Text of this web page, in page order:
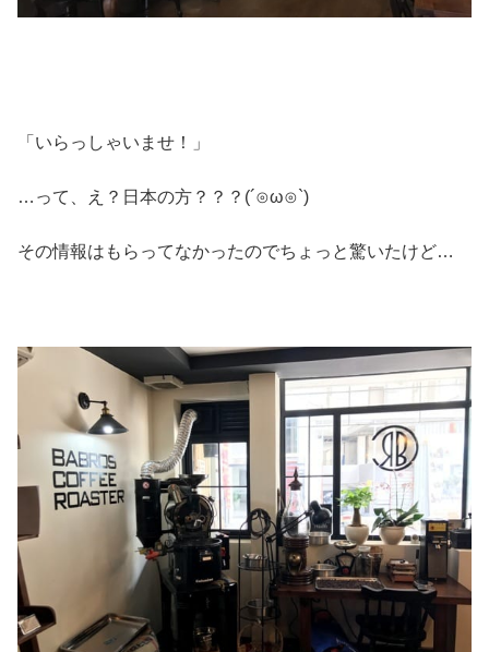
「いらっしゃいませ！」
…って、え？日本の方？？？(´⊙ω⊙`)
その情報はもらってなかったのでちょっと驚いたけど…